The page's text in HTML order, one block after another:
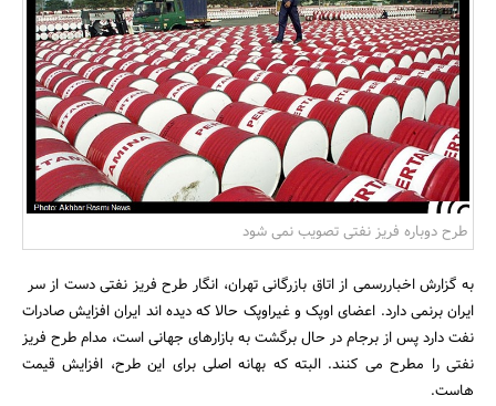
بانک، بیمه و سرمایه
مسکن و ساختمان
طرح دوباره فریز نفتی تصویب نمی شود
به گزارش اخباررسمی از اتاق بازرگانی تهران، انگار طرح فریز نفتی دست از سر
ایران برنمی دارد. اعضای اوپک و غیراوپک حالا که دیده اند ایران افزایش صادرات
نفت دارد پس از برجام در حال برگشت به بازارهای جهانی است، مدام طرح فریز
نفتی را مطرح می کنند. البته که بهانه اصلی برای این طرح، افزایش قیمت
هاست.